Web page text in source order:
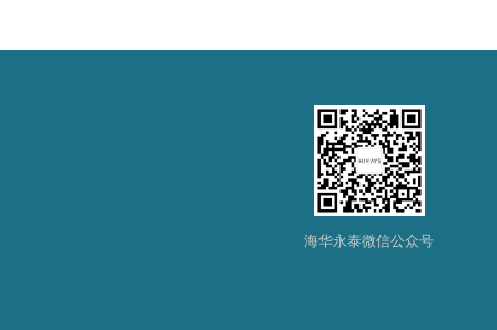
海华永泰微信公众号